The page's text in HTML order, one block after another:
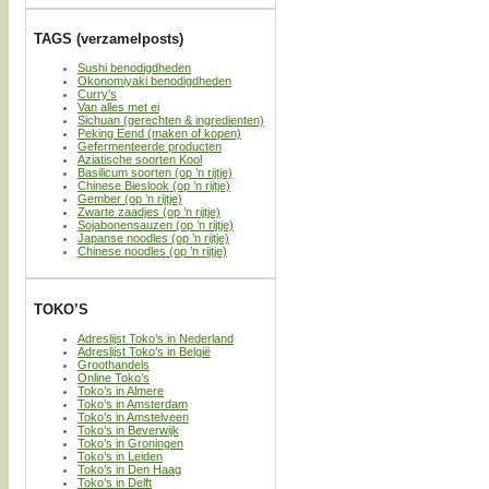
TAGS (verzamelposts)
Sushi benodigdheden
Okonomiyaki benodigdheden
Curry’s
Van alles met ei
Sichuan (gerechten & ingredienten)
Peking Eend (maken of kopen)
Gefermenteerde producten
Aziatische soorten Kool
Basilicum soorten (op ’n rijtje)
Chinese Bieslook (op ’n rijtje)
Gember (op ’n rijtje)
Zwarte zaadjes (op ’n rijtje)
Sojabonensauzen (op ’n rijtje)
Japanse noodles (op ’n rijtje)
Chinese noodles (op ’n rijtje)
TOKO’S
Adreslijst Toko’s in Nederland
Adreslijst Toko’s in België
Groothandels
Online Toko’s
Toko’s in Almere
Toko’s in Amsterdam
Toko’s in Amstelveen
Toko’s in Beverwijk
Toko’s in Groningen
Toko’s in Leiden
Toko’s in Den Haag
Toko’s in Delft